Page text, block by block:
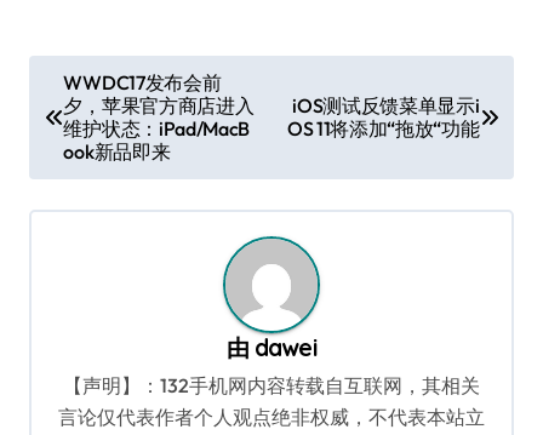
章
WWDC17发布会前
夕，苹果官方商店进入
维护状态：iPad/MacB
ook新品即来
iOS测试反馈菜单显示i
OS 11将添加“拖放“功能
由 dawei
【声明】：132手机网内容转载自互联网，其相关
言论仅代表作者个人观点绝非权威，不代表本站立